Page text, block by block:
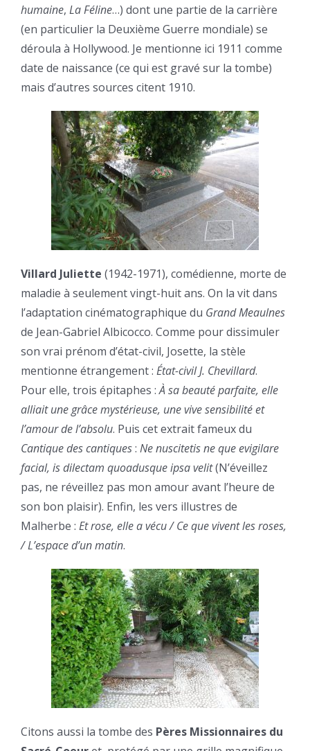
humaine, La Féline…) dont une partie de la carrière
(en particulier la Deuxième Guerre mondiale) se
déroula à Hollywood. Je mentionne ici 1911 comme
date de naissance (ce qui est gravé sur la tombe)
mais d’autres sources citent 1910.
Villard Juliette (1942-1971), comédienne, morte de
maladie à seulement vingt-huit ans. On la vit dans
l’adaptation cinématographique du Grand Meaulnes
de Jean-Gabriel Albicocco. Comme pour dissimuler
son vrai prénom d’état-civil, Josette, la stèle
mentionne étrangement : État-civil J. Chevillard.
Pour elle, trois épitaphes :À sa beauté parfaite, elle
alliait une grâce mystérieuse, une vive sensibilité et
l’amour de l’absolu. Puis cet extrait fameux du
Cantique des cantiques: Ne nuscitetis ne que evigilare
facial, is dilectam quoadusque ipsa velit(N’éveillez
pas, ne réveillez pas mon amour avant l’heure de
son bon plaisir). Enfin, les vers illustres de
Malherbe : Et rose, elle a vécu / Ce que vivent les roses,
/ L’espace d’un matin.
Citons aussi la tombe des Pères Missionnaires du